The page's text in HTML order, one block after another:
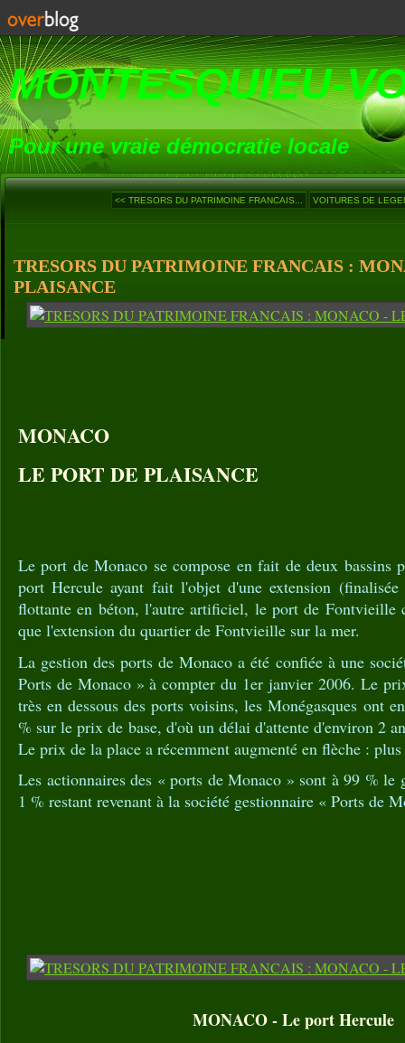
MONTESQUIEU-
Pour une vraie démocratie locale
<< TRESORS DU PATRIMOINE FRANCAIS... VOITURES DE
TRESORS DU PATRIMOINE FRANCAIS :
PLAISANCE
MONACO
LE PORT DE PLAISANCE
Le port de Monaco se compose en fait de deux bassins
port Hercule ayant fait l'objet d'une extension
flottante en béton, l'autre artificiel, le port de Fontvieille
que l'extension du quartier de Fontvieille sur la mer.
La gestion des ports de Monaco a été confiée à une
Ports de Monaco » à compter du 1er janvier 2006. Le
très en dessous des ports voisins, les Monégasques ont
% sur le prix de base, d'où un délai d'attente d'environ 2
Le prix de la place a récemment augmenté en flèche :
Les actionnaires des « ports de Monaco » sont à 99 % le
1 % restant revenant à la société gestionnaire « Ports de
MONACO - Le port Hercule